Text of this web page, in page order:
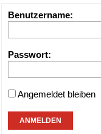
Benutzername:
Passwort:
Angemeldet bleiben
ANMELDEN